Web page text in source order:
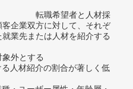
転職希望者と人材採
客企業双方に対して、それぞ
業先または人材を紹介する
外とする
人材紹介の割合が著しく低